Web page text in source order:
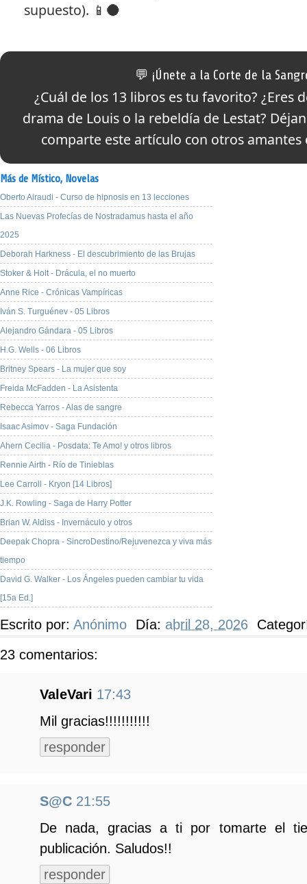
supuesto). 📱🌑
💬 ¡Únete a la Corte de la
¿Cuál de los 13 libros es tu favorito? ¿Eres
drama de Louis o la rebeldía de Lestat?
comparte este artículo con otros amantes
Más de Místico, Novelas
Oberto Airaudi - Curso de hipnosis en 13 lecciones
Las Nuevas Profecías de Nostradamus hasta el año
2025
Deborah Harkness - El descubrimiento de las Brujas
Stoker & Holt - Drácula, el no muerto
Anne Rice - Crónicas Vampíricas
Iván S. Turguénev - 05 Libros
Alejandro Gándara - 05 Libros
H.G. Wells - 06 Libros
Britney Spears - La mujer que soy
Freida McFadden - La Asistenta
Rebecca Yarros - Alas de sangre
Isaac Asimov - Saga Fundación
Ahern Cecilia - Posdata: Te Amo! y otros libros
Rennie Airth - Río de Tinieblas
Lee Carroll - Kryon [14 Libros]
J.K. Rowling - Saga de Harry Potter
Brian W. Aldiss - Invernáculo y otros
Deepak Chopra - SincroDestino/Rejuvenezca y viva más
tiempo
David G. Walker - Los Ángeles pueden cambiar tu vida
[15a Ed.]
Escrito por: Anónimo Día: abril 28, 2026
23 comentarios:
ValeVari 17:43
Mil gracias!!!!!!!!!!!
responder
S@C 21:55
De nada, gracias a ti por tomarte el
publicación. Saludos!!
responder